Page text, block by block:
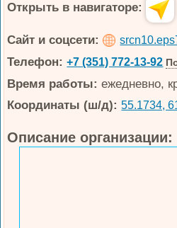
Открыть в навигаторе:
Сайт и соцсети:
Телефон: +7 (351) 772-13-92
Время работы: ежедневно,
Координаты (ш/д): 55.1734,
Описание организации: